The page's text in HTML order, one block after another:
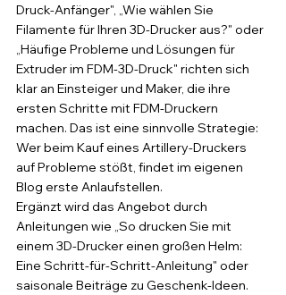
Druck-Anfänger", „Wie wählen Sie
Filamente für Ihren 3D-Drucker aus?" oder
„Häufige Probleme und Lösungen für
Extruder im FDM-3D-Druck" richten sich
klar an Einsteiger und Maker, die ihre
ersten Schritte mit FDM-Druckern
machen. Das ist eine sinnvolle Strategie:
Wer beim Kauf eines Artillery-Druckers
auf Probleme stößt, findet im eigenen
Blog erste Anlaufstellen.
Ergänzt wird das Angebot durch
Anleitungen wie „So drucken Sie mit
einem 3D-Drucker einen großen Helm:
Eine Schritt-für-Schritt-Anleitung" oder
saisonale Beiträge zu Geschenk-Ideen.